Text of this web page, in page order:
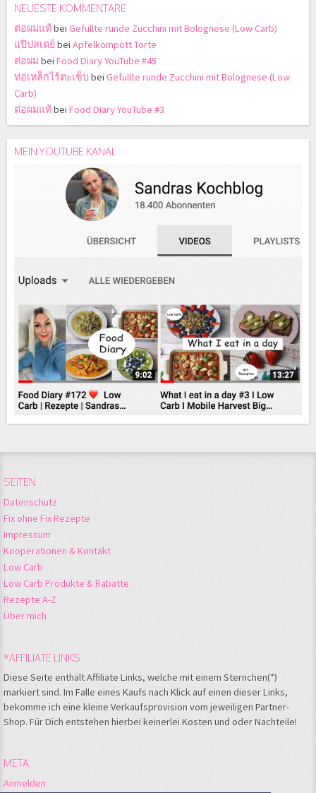
NEUESTE KOMMENTARE
ต่อผมแท้bei Gefüllte runde Zucchini mit Bolognese (Low Carb)
แป๊ปสเตย์bei Apfelkompott Torte
ต่อผม bei Food Diary YouTube #45
ท่อเหล็กไร้ตะเข็บ bei Gefüllte runde Zucchini mit Bolognese (Low
Carb)
ต่อผมแท้bei Food Diary YouTube #3
MEIN YOUTUBE KANAL
SEITEN
Datenschutz
Fix ohne Fix Rezepte
Impressum
Kooperationen & Kontakt
Low Carb
Low Carb Produkte & Rabatte
Rezepte A-Z
Über mich
*AFFILIATE LINKS
Diese Seite enthält Affiliate Links, welche mit einem Sternchen(*)
markiert sind. Im Falle eines Kaufs nach Klick auf einen dieser Links,
bekomme ich eine kleine Verkaufsprovision vom jeweiligen Partner-
Shop. Für Dich entstehen hierbei keinerlei Kosten und oder Nachteile!
META
Anmelden